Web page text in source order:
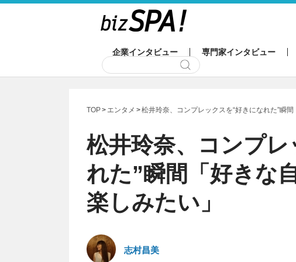
企業インタビュー 専門家インタビュー
TOP エンタメ 松井玲奈、コンプレックスを“好きになれた”瞬
松井玲奈、コンプ
れた”瞬間「好きな
楽しみたい」
志村昌美